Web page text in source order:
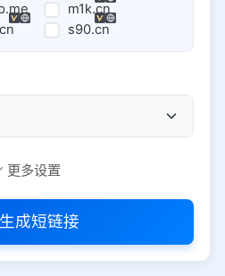
m1k.cn
s90.cn
更多设置
生成短链接